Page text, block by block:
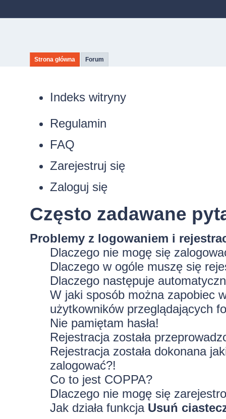
Strona główna Forum
Indeks witryny
Regulamin
FAQ
Zarejestruj się
Zaloguj się
Często zadawane
Problemy z logowaniem i
Dlaczego nie mogę się
Dlaczego w ogóle muszę się
Dlaczego następuje
W jaki sposób można zapobiec
użytkowników przeglądających
Nie pamiętam hasła!
Rejestracja została
Rejestracja została dokonana
zalogować?!
Co to jest COPPA?
Dlaczego nie mogę się
Jak działa funkcja Usuń